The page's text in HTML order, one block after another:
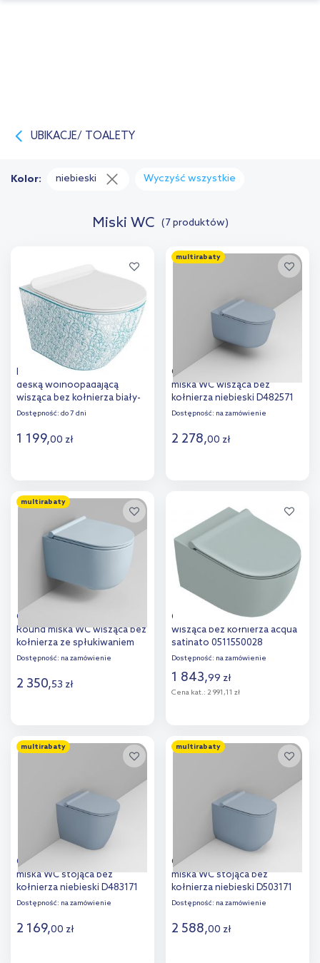
UBIKACJE/ TOALETY
Miski WC (7 produktów)
Kolor: niebieski Wyczyść wszystkie
LaVita Sofi Slim miska WC z
deską wolnoopadającą
wisząca bez kołnierza biały-
niebieski połysk
Dostępność: do 7 dni
1 199,00 zł
Dodaj do
porównania
multirabaty
Ceramica Dolomite Mayka
miska WC wisząca bez
kołnierza niebieski D482571
Dostępność: na zamówienie
2 278,00 zł
Dodaj do
porównania
multirabaty
Ceramica Dolomite Mirto
Round miska WC wisząca bez
kołnierza ze spłukiwaniem
wirowym niebieski mat
Dostępność: na zamówienie
2 350,53 zł
Dodaj do
Catalano Sfera miska WC
wisząca bez kołnierza acqua
satinato 0511550028
Dostępność: na zamówienie
1 843,99 zł
Cena kat.: 2 991,11 zł
Dodaj do
multirabaty
Ceramica Dolomite Mayka
miska WC stojąca bez
kołnierza niebieski D483171
Dostępność: na zamówienie
2 169,00 zł
multirabaty
Ceramica Dolomite Alba
miska WC stojąca bez
kołnierza niebieski D503171
Dostępność: na zamówienie
2 588,00 zł